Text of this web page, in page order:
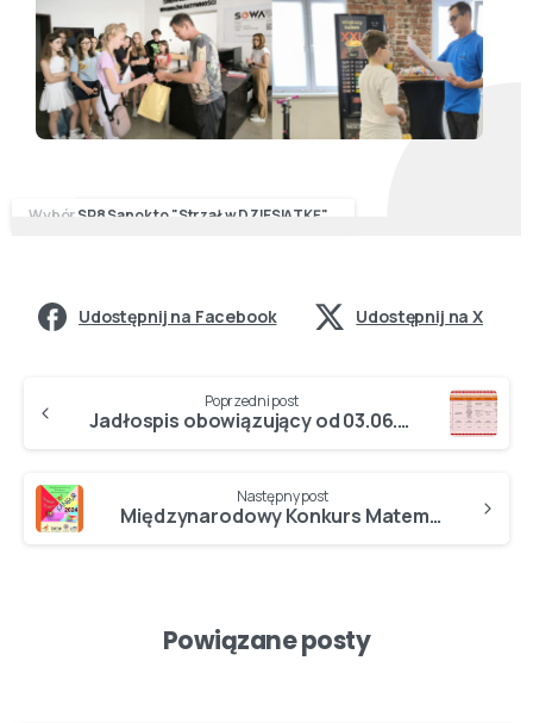
Wybór SP8 Sanok to "Strzał w DZIESIĄTKĘ"...
Udostępnij na Facebook Udostępnij na X
Poprzedni post
Jadłospis obowiązujący od 03.06.2024…
Następny post
Międzynarodowy Konkurs Matematyczny KANGUR rozstrzygnięty…
Powiązane posty